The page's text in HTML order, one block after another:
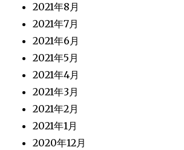
2021年8月
2021年7月
2021年6月
2021年5月
2021年4月
2021年3月
2021年2月
2021年1月
2020年12月